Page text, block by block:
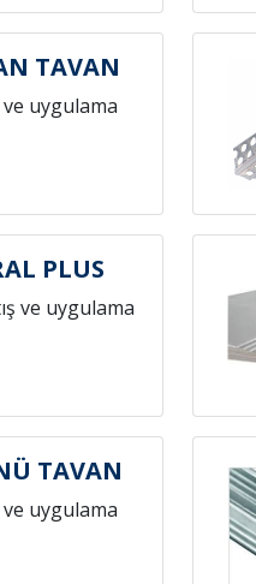
TAVAN
uygulama
PLUS
ve uygulama
TAVAN
uygulama